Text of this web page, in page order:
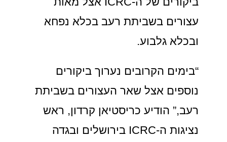
עצורים בשביתת רעב בכלא נפחא
ובכלא גלבוע.
“בימים הקרובים נערוך ביקורים
נוספים אצל שאר העצורים בשביתת
רעב,” הודיע כריסטיאן קרדון, ראש
נציגות ה-ICRC בירושלים ובגדה